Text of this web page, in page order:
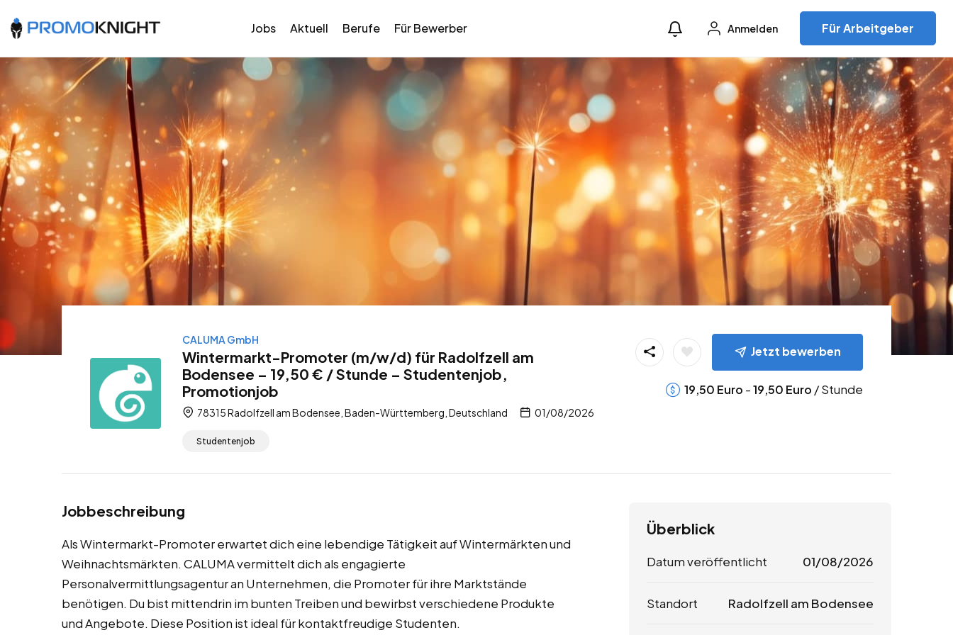
Jobs Aktuell Berufe Für Bewerber Anmelden Für Arbeitgeber
CALUMA GmbH
Wintermarkt-Promoter (m/w/d) für Radolfzell am
Bodensee – 19,50 € / Stunde – Studentenjob,
Promotionjob
78315 Radolfzell am Bodensee, Baden-Württemberg, Deutschland 01/08/2026
Studentenjob
Jetzt bewerben
19,50 Euro -19,50 Euro / Stunde
Jobbeschreibung
Als Wintermarkt-Promoter erwartet dich eine lebendige Tätigkeit auf Wintermärkten und
Weihnachtsmärkten. CALUMA vermittelt dich als engagierte
Personalvermittlungsagentur an Unternehmen, die Promoter für ihre Marktstände
benötigen. Du bist mittendrin im bunten Treiben und bewirbst verschiedene Produkte
und Angebote. Diese Position ist ideal für kontaktfreudige Studenten.
Überblick
Datum veröffentlicht 01/08/2026
Standort Radolfzell am Bodensee